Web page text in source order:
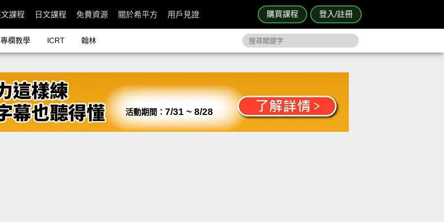
購買課程 登入/註冊
課程 日文課程 免費資源 關於希平方 用戶見證
專欄教學 ICRT 翰林
活動期間： 7/31 ~ 8/28